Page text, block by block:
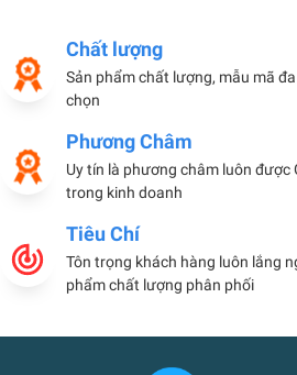
Chất lượng
Sản phẩm chất lượng, mẫu mã
chọn
Phương Châm
Uy tín là phương châm luôn được
trong kinh doanh
Tiêu Chí
Tôn trọng khách hàng luôn lắng
phẩm chất lượng phân phối